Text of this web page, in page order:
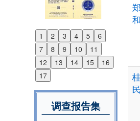
1 2 3 4 5
6
7
8 9 10
11
12
13 14 15
16
17
Previous
Next
调查报告集
和
民